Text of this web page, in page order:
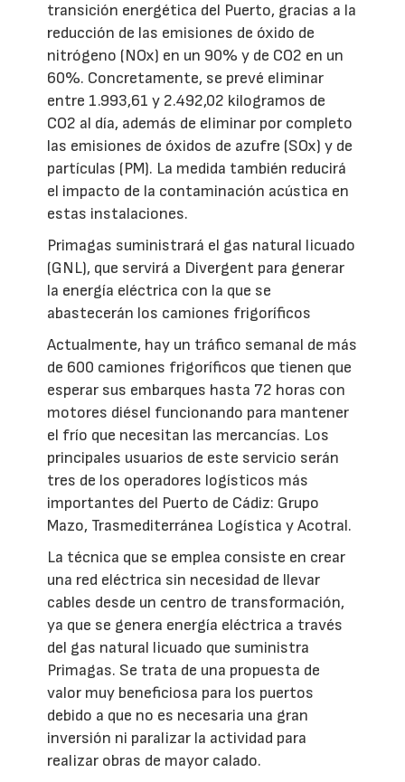
transición energética del Puerto, gracias a la
reducción de las emisiones de óxido de
nitrógeno (NOx) en un 90% y de CO2 en un
60%. Concretamente, se prevé eliminar
entre 1.993,61 y 2.492,02 kilogramos de
CO2 al día, además de eliminar por completo
las emisiones de óxidos de azufre (SOx) y de
partículas (PM). La medida también reducirá
el impacto de la contaminación acústica en
estas instalaciones.
Primagas suministrará el gas natural licuado
(GNL), que servirá a Divergent para generar
la energía eléctrica con la que se
abastecerán los camiones frigoríficos
Actualmente, hay un tráfico semanal de más
de 600 camiones frigoríficos que tienen que
esperar sus embarques hasta 72 horas con
motores diésel funcionando para mantener
el frío que necesitan las mercancías. Los
principales usuarios de este servicio serán
tres de los operadores logísticos más
importantes del Puerto de Cádiz: Grupo
Mazo, Trasmediterránea Logística y Acotral.
La técnica que se emplea consiste en crear
una red eléctrica sin necesidad de llevar
cables desde un centro de transformación,
ya que se genera energía eléctrica a través
del gas natural licuado que suministra
Primagas. Se trata de una propuesta de
valor muy beneficiosa para los puertos
debido a que no es necesaria una gran
inversión ni paralizar la actividad para
realizar obras de mayor calado.